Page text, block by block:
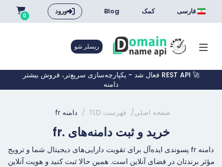
فارسی کمک Blog ورود 0
ریسلر شو
🚀 REST API فعال شد - یکپارچه‌سازی سریع‌تر، فروش بیشتر
دامنه
صفحه اصلی فهرست TLD دامنه fr
خرید و ثبت دامنه‌های .fr
دامنه fr پسوندی ایده‌آل برای تقویت دارایی‌های دیجیتال شما و ترویج
مؤثر برندتان در فضای آنلاین است. همین حالا ثبت کنید و هویت آنلاین